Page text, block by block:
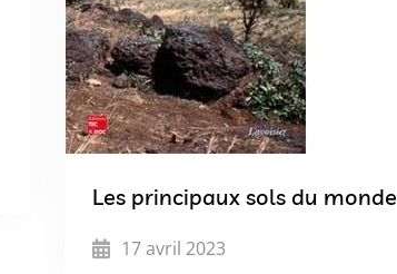
Les principaux sols du monde
17 avril 2023